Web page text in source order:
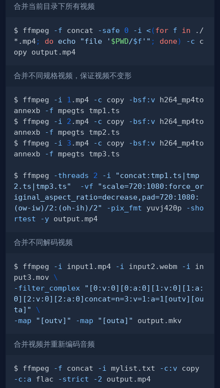
合并当前目录下所有视频
$ ffmpeg -f concat -safe 0 -i <(for f in ./
*.mp4; do echo "file ' $PWD/$f '" ; done) -c c
合并不同规格视频，保证视频不变形
$ ffmpeg -i 1 .mp4 -c copy -bsf:v h264_mp4to
annexb
-f
$ ffmpeg
-i 2 .mp4 -c copy -bsf:v h264_mp4to
annexb
-f
$ ffmpeg
-i 3 .mp4 -c copy -bsf:v h264_mp4to
annexb
-f
$ ffmpeg -threads 2 -i
"concat:tmp1.ts|tmp
2.ts|tmp3.ts"
-vf
"scale=720:1080:force_or
iginal_aspect_ratio=decrease,pad=720:1080:
(ow-iw)/2:(oh-ih)/2"
-pix_fmt yuvj420p
-sho
rtest
-y
合并不同解码视频
$ ffmpeg -i input1.mp4 -i input2.webm -i
in
put3.mov \
-filter_complex
"[0:v:0][0:a:0][1:v:0][1:a:
0][2:v:0][2:a:0]concat=n=3:v=1:a=1[outv][ou
ta]"
\
-map
"[outv]" -map "[outa]"
合并视频并重新编码音频
$ ffmpeg -f concat -i mylist.txt -c:v
-c:a flac -strict -2